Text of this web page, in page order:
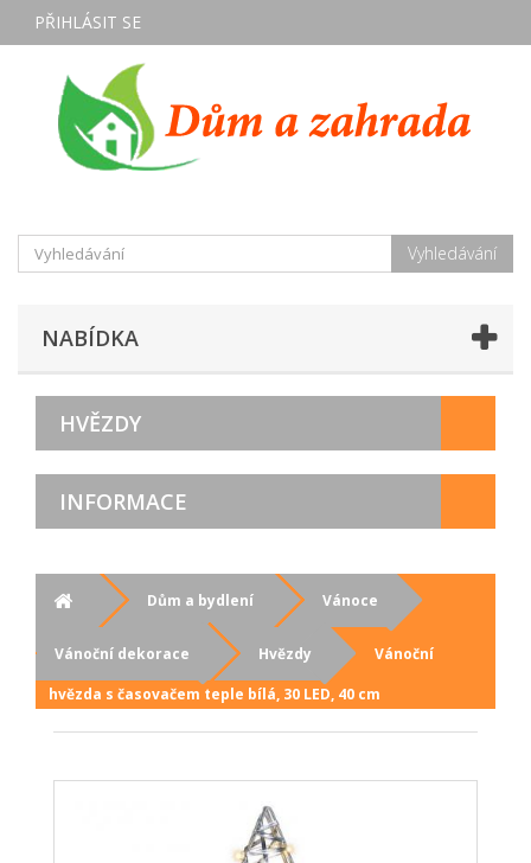
PŘIHLÁSIT SE
Vyhledávání
NABÍDKA
HVĚZDY
INFORMACE
Dům a bydlení Vánoce
Vánoční dekorace Hvězdy
Vánoční
hvězda s časovačem teple bílá, 30 LED, 40 cm